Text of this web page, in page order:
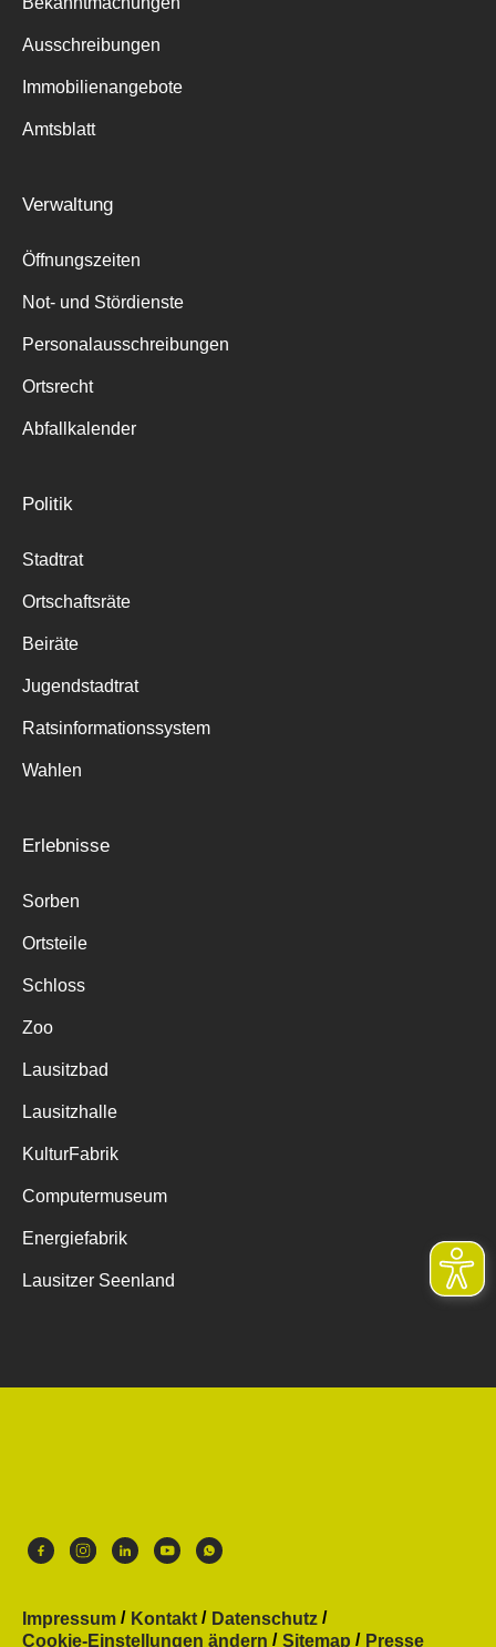
Suche
Ausschreibungen
Immobilienangebote
Amtsblatt
Verwaltung
Öffnungszeiten
Not- und Stördienste
Personalausschreibungen
Ortsrecht
Abfallkalender
Politik
Stadtrat
Ortschaftsräte
Beiräte
Jugendstadtrat
Ratsinformationssystem
Wahlen
Erlebnisse
Sorben
Ortsteile
Schloss
Zoo
Lausitzbad
Lausitzhalle
KulturFabrik
Computermuseum
Energiefabrik
Lausitzer Seenland
Impressum Kontakt
Datenschutz
Cookie-Einstellungen ändern
Sitemap Presse